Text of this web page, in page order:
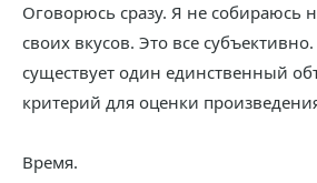
Оговорюсь сразу. Я не собираюсь
своих вкусов. Это все
существует один единственный
критерий для оценки
Время.